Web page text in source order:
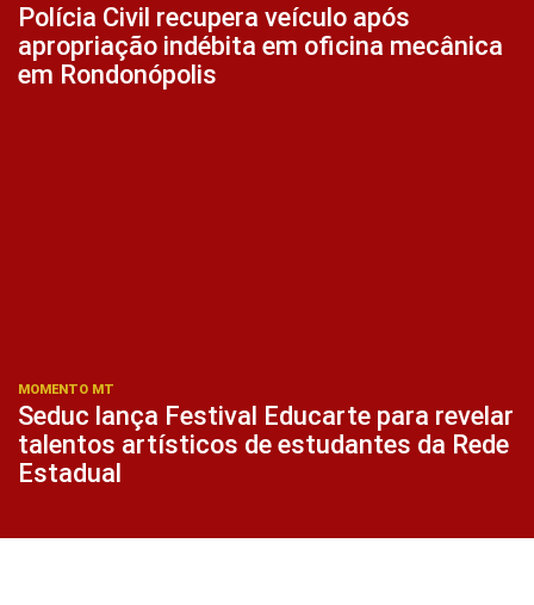
Polícia Civil recupera veículo após
apropriação indébita em oficina mecânica
em Rondonópolis
MOMENTO MT
Seduc lança Festival Educarte para revelar
talentos artísticos de estudantes da Rede
Estadual